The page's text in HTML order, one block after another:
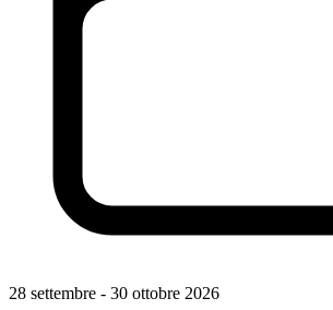
28 settembre - 30 ottobre 2026